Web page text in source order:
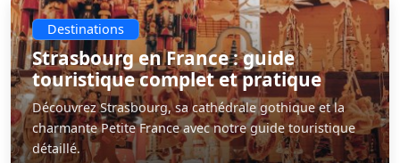
Destinations
Strasbourg en France : guide
touristique complet et pratique
Découvrez Strasbourg, sa cathédrale gothique et la
charmante Petite France avec notre guide touristique
détaillé.